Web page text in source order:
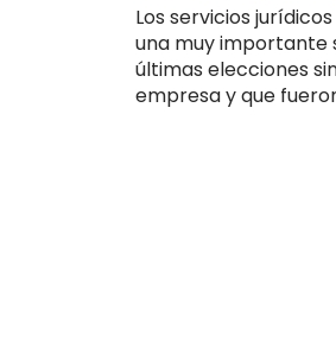
Los servicios
una muy importante
últimas elecciones
empresa y que